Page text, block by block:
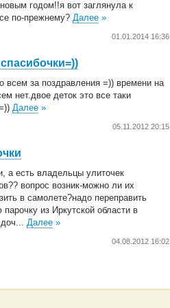
годом!!я вот заглянула к
по-прежнему? Далее »
01.01.2014 16:36
всем за поздравления =)) времени на
нет.двое деток это все таки
Далее »
05.11.2012 20:15
а есть владельцы улиточек
вопрос возник-можно ли их
в самолете?надо переправить
из Иркутской области в
Далее »
04.08.2012 16:02